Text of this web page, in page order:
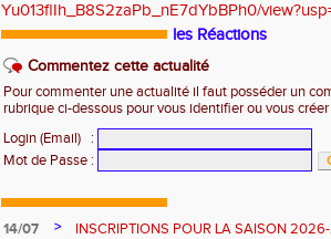
Yu013flIh_B8S2zaPb_nE7dYbBPh0/
les Réactions
Commentez cette actualité
Pour commenter une actualité il faut posséder un
rubrique ci-dessous pour vous identifier ou vous
Login (Email)
:
Mot de Passe :
14/07 >
INSCRIPTIONS POUR LA SAISON